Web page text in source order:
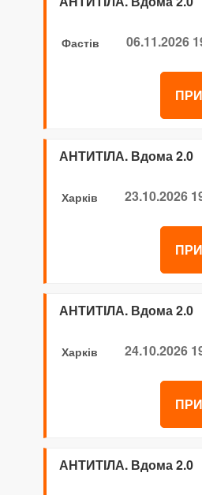
Фастів 06.11.2026
АНТИТІЛА. Вдома 2.0
Харків 23.10.2026
АНТИТІЛА. Вдома 2.0
Харків 24.10.2026
АНТИТІЛА. Вдома 2.0